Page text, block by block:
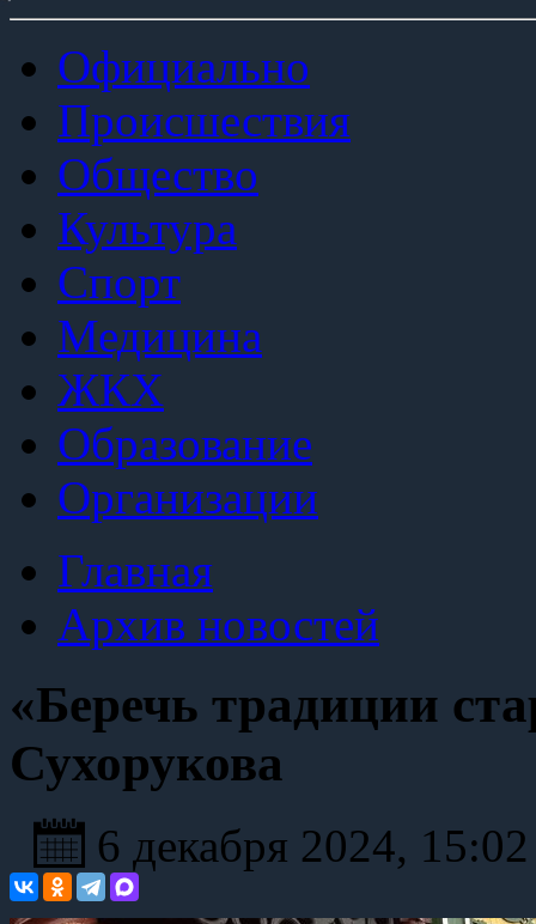
Официально
Происшествия
Общество
Культура
Спорт
Медицина
ЖКХ
Образование
Организации
Главная
Архив новостей
«Беречь традиции
Сухорукова
6 декабря 2024,